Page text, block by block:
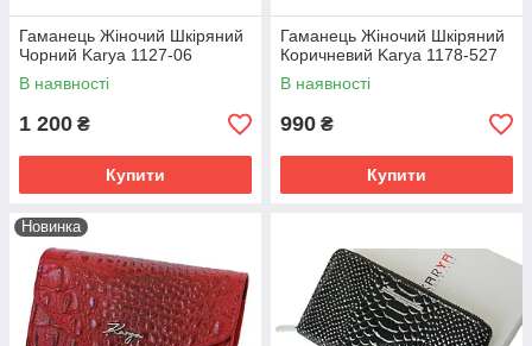
Гаманець Жіночий Шкіряний
Чорний Karya 1127-06
В наявності
1 200 ₴
Купити
Гаманець Жіночий Шкіряний
Коричневий Karya 1178-527
В наявності
990 ₴
Купити
Новинка